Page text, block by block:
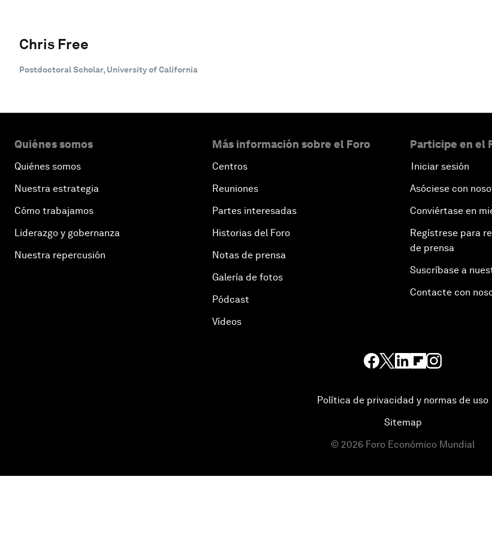
Chris Free
Postdoctoral Scholar, University of California
Quiénes somos
Quiénes somos
Nuestra estrategia
Cómo trabajamos
Liderazgo y gobernanza
Nuestra repercusión
Más información sobre el Foro
Centros
Reuniones
Partes interesadas
Historias del Foro
Notas de prensa
Galería de fotos
Pódcast
Vídeos
Participe en el
Iniciar sesión
Asóciese con
Conviértase en
Regístrese para
de prensa
Suscríbase a
Contacte con
Política de privacidad y normas de uso
Sitemap
© 2026 Foro Económico Mundial